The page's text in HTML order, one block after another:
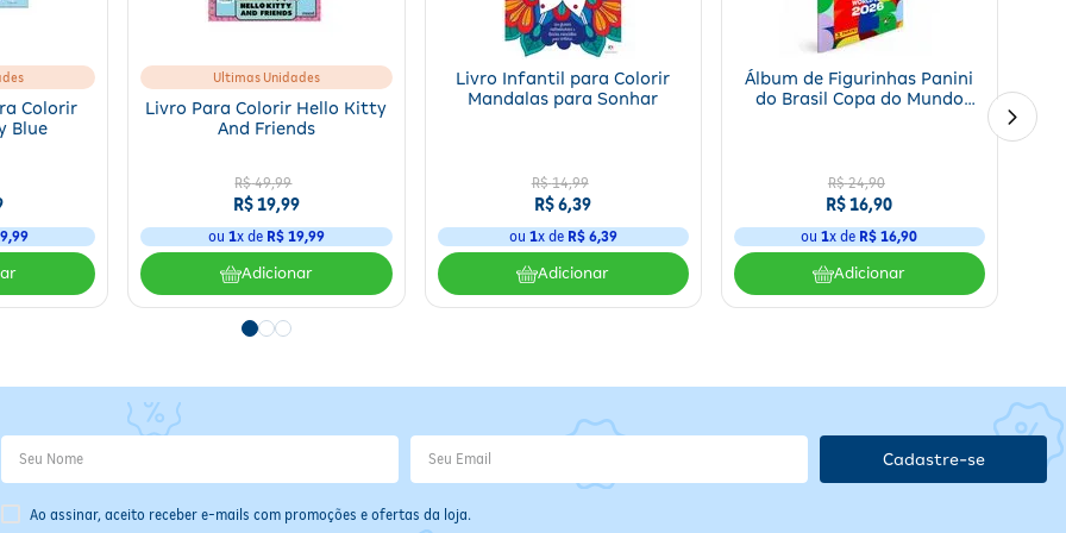
Conserve o livro em local seco, protegido da luz solar
direta e longe de fontes de calor. Evite o contato com
líquidos para preservar a integridade das páginas.
Armazene em temperatura ambiente e mantenha a
embalagem ou capa para melhor proteção. O descarte
da embalagem deve seguir as orientações locais de
embalagem deve seguir as orientações locais de reciclagem, quando aplicável.
Colorir
Blue
,99
Ultimas Unidades
Livro Para Colorir Hello Kitty
And Friends
R$ 49,99
R$19,99
ou 1x de R$ 19,99
Adicionar
Livro Infantil para Colorir
Mandalas para Sonhar
R$ 14,99
R$6,39
ou 1x de R$ 6,39
Adicionar
Álbum de Figurinhas Panini
do Brasil Copa do Mundo
R$ 24,90
R$16,90
ou1x de R$ 16,90
Adicionar
Ao assinar, aceito receber e-mails com promoções e ofertas da loja.
Cadastre-se